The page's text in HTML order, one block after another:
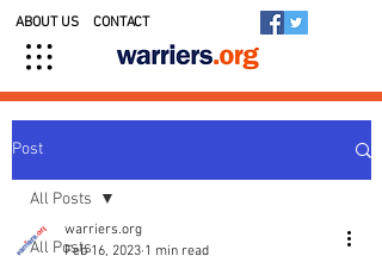
ABOUT US CONTACT
Post
All Posts
All Posts
warriers.org
Feb 16, 2023 1 min read